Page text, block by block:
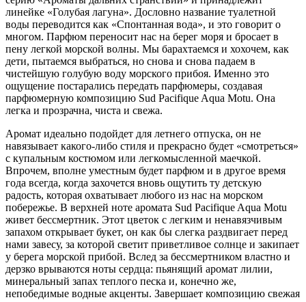
линейке «Голубая лагуна». Дословно название туалетной
воды переводится как «Спонтанная вода», и это говорит о
многом. Парфюм переносит нас на берег моря и бросает в
пену легкой морской волны. Мы барахтаемся и хохочем, как
дети, пытаемся выбраться, но снова и снова падаем в
чистейшую голубую воду морского прибоя. Именно это
ощущение постарались передать парфюмеры, создавая
парфюмерную композицию Sud Pacifique Aqua Motu. Она
легка и прозрачна, чиста и свежа.
Аромат идеально подойдет для летнего отпуска, он не
навязывает какого-либо стиля и прекрасно будет «смотреться»
с купальным костюмом или легкомысленной маечкой.
Впрочем, вполне уместным будет парфюм и в другое время
года всегда, когда захочется вновь ощутить ту детскую
радость, которая охватывает любого из нас на морском
побережье. В верхней ноте аромата Sud Pacifique Aqua Motu
живет бессмертник. Этот цветок с легким и ненавязчивым
запахом открывает букет, он как бы слегка раздвигает перед
нами завесу, за которой светит приветливое солнце и закипает
у берега морской прибой. Вслед за бессмертником властно и
дерзко врываются ноты сердца: пьянящий аромат лилии,
минеральный запах теплого песка и, конечно же,
непобедимые водные акценты. Завершает композицию свежая